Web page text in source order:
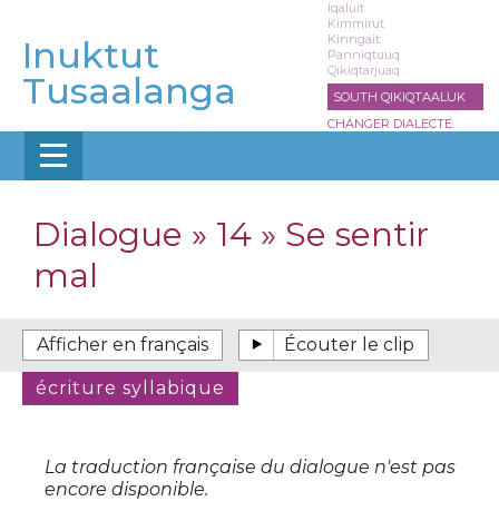
contenu
principal
Inuktut
Tusaalanga
Iqaluit
Kimmirut
Kinngait
Panniqtuuq
Qikiqtarjuaq
SOUTH QIKIQTAALUK
CHANGER DIALECTE
Dialogue » 14 » Se sentir
mal
La traduction française du dialogue n'est pas
encore disponible.